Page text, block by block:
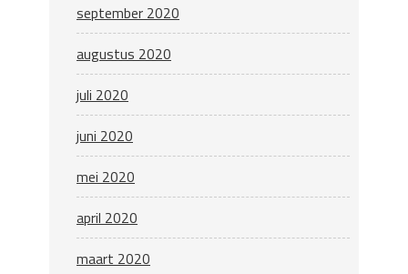
september 2020
augustus 2020
juli 2020
juni 2020
mei 2020
april 2020
maart 2020